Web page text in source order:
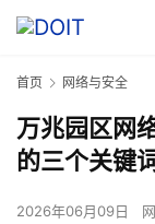
首页 网络与安全
万兆园区网
的三个关键
2026年06月09日